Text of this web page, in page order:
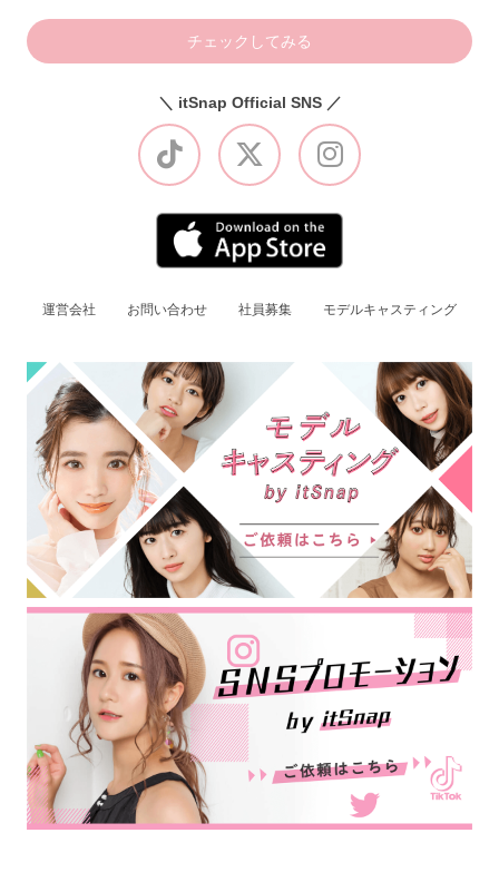
チェックしてみる
＼ itSnap Official SNS ／
運営会社 お問い合わせ 社員募集 モデルキャスティング